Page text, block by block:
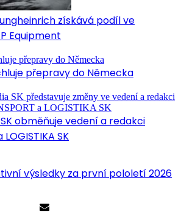
získává podíl ve
Equipment
přepravy do Německa
SK obměňuje vedení a redakci
LOGISTIKA SK
výsledky za první pololetí 2026